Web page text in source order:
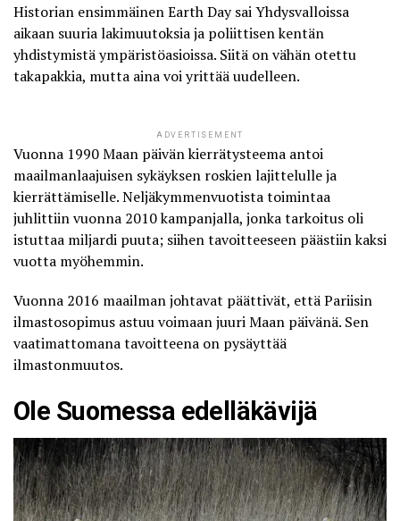
Historian ensimmäinenEarth Daysai Yhdysvalloissa
aikaan suuria lakimuutoksia ja poliittisen kentän
yhdistymistä ympäristöasioissa. Siitä on vähän otettu
takapakkia, mutta aina voi yrittää uudelleen.
ADVERTISEMENT
Vuonna 1990 Maan päivän kierrätysteema antoi
maailmanlaajuisen sykäyksen roskien lajittelulle ja
kierrättämiselle. Neljäkymmenvuotista toimintaa
juhlittiin vuonna 2010 kampanjalla, jonka tarkoitus oli
istuttaa miljardi puuta; siihen tavoitteeseen päästiin kaksi
vuotta myöhemmin.
Vuonna 2016 maailman johtavat päättivät, että Pariisin
ilmastosopimus astuu voimaan juuri Maan päivänä. Sen
vaatimattomana tavoitteena on pysäyttää
ilmastonmuutos.
Ole Suomessa edelläkävijä